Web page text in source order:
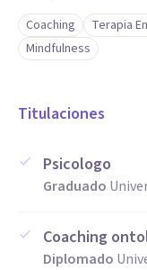
Coaching Terapia
Mindfulness
Titulaciones
Psicologo
Graduado
Coaching
Diplomado